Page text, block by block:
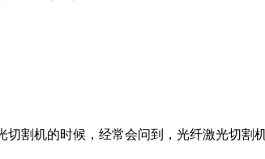
割机的时候，经常会问到，光纤激光切